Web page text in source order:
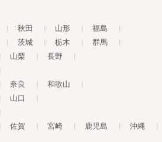
秋田 山形 福島
茨城 栃木 群馬
山梨 長野
奈良 和歌山
山口
佐賀 宮崎 鹿児島 沖縄